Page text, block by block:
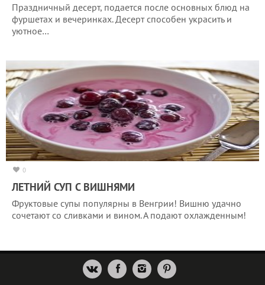
Праздничный десерт, подается после основных блюд на
фуршетах и вечеринках. Десерт способен украсить и
уютное…
0
ЛЕТНИЙ СУП С ВИШНЯМИ
Фруктовые супы популярны в Венгрии! Вишню удачно
сочетают со сливками и вином. А подают охлажденным!